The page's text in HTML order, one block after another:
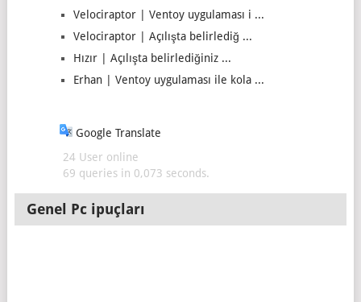
Velociraptor | Ventoy uygulaması i ...
Velociraptor | Açılışta belirlediğ ...
Hızır | Açılışta belirlediğiniz ...
Erhan | Ventoy uygulaması ile kola ...
Google Translate
24 User online
69 queries in 0,073 seconds.
Genel Pc ipuçları